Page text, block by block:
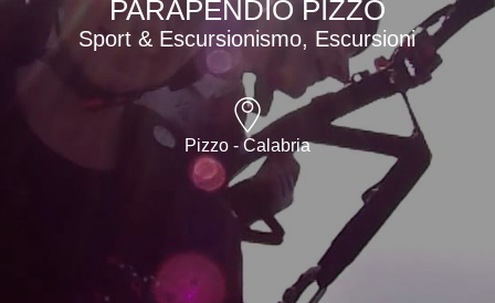
PARAPENDIO PIZZO
Sport & Escursionismo, Escursioni
Pizzo - Calabria